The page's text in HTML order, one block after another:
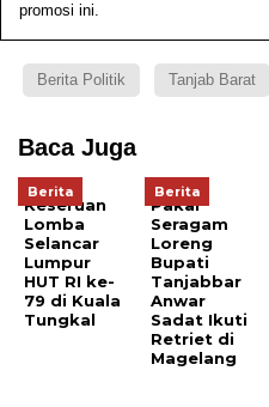
promosi ini.
Berita Politik Tanjab Barat
Baca Juga
Berita
Keseruan
Lomba
Selancar
Lumpur
HUT RI ke-
79 di Kuala
Tungkal
Berita
Pakai
Seragam
Loreng
Bupati
Tanjabbar
Anwar
Sadat Ikuti
Retriet di
Magelang